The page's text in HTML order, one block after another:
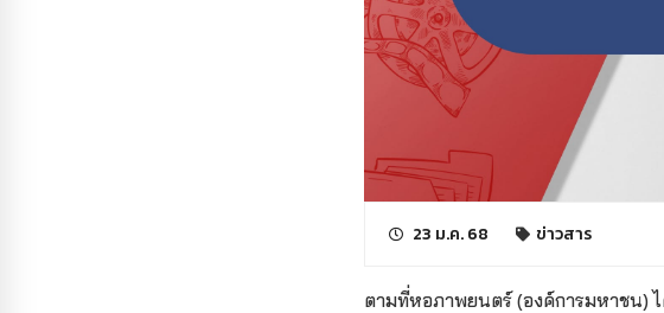
23 ม.ค. 68 ข่าวสาร
ตามที่หอภาพยนตร์ (องค์การมหาชน)